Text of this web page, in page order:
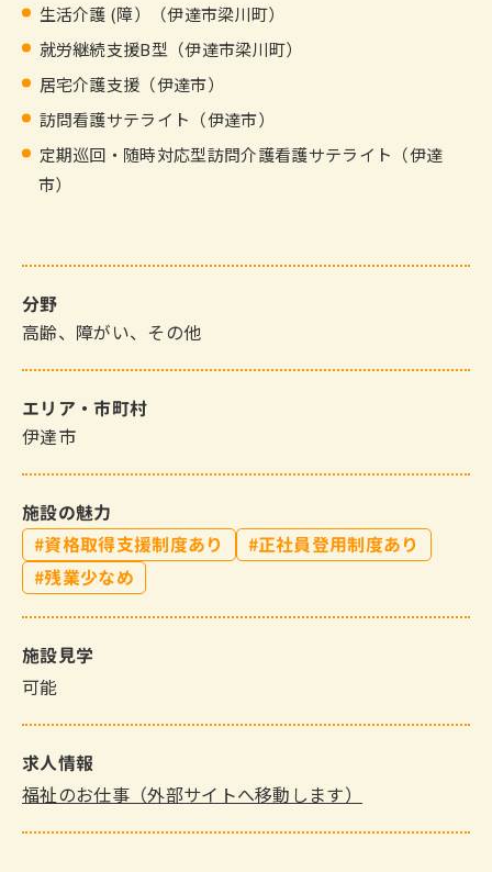
生活介護 (障）（伊達市梁川町）
就労継続支援B型（伊達市梁川町）
居宅介護支援（伊達市）
訪問看護サテライト（伊達市）
定期巡回・随時対応型訪問介護看護サテライト（伊達
市）
分野
高齢 障がい その他
エリア・市町村
伊達市
施設の魅力
資格取得支援制度あり
正社員登用制度あり
残業少なめ
施設見学
可能
求人情報
福祉のお仕事（外部サイトへ移動します）